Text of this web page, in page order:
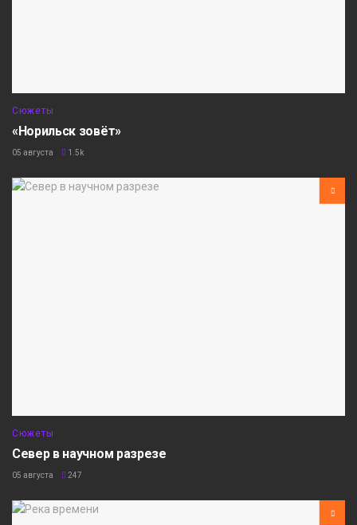
Сюжеты
«Норильск зовёт»
05 августа 1.5k
Сюжеты
Север в научном разрезе
05 августа 247